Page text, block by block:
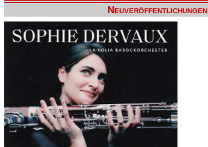
Neuveröffentlichungen